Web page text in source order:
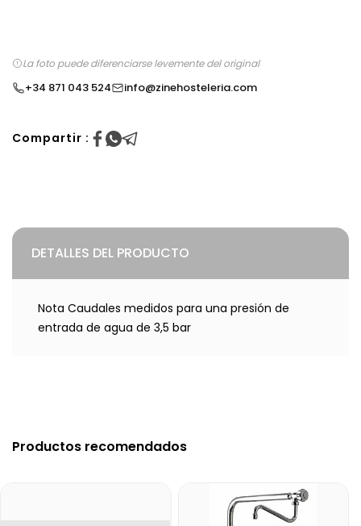
La foto puede diferenciarse levemente del original
+34 871 043 524 info@zinehosteleria.com
Compartir :
DETALLES DEL PRODUCTO
Nota Caudales medidos para una presión de
entrada de agua de 3,5 bar
Productos recomendados